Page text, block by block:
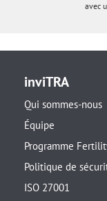
avec
inviTRA
Qui sommes-nous
Équipe
Programme
Politique de
ISO 27001